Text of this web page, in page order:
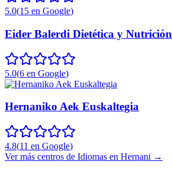
5.0(15 en Google)
Eider Balerdi Dietética y Nutrición
5.0(6 en Google)
Hernaniko Aek Euskaltegia
4.8(11 en Google)
Ver más centros de Idiomas en Hernani →